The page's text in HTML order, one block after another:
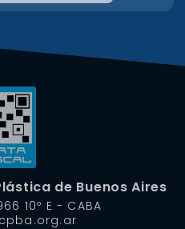
de Buenos Aires
10º E - CABA